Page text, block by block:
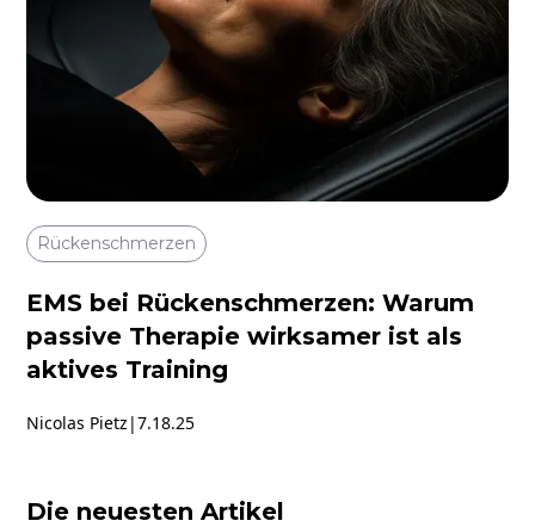
Rückenschmerzen
EMS bei Rückenschmerzen: Warum
passive Therapie wirksamer ist als
aktives Training
Nicolas Pietz |7.18.25
Die neuesten Artikel